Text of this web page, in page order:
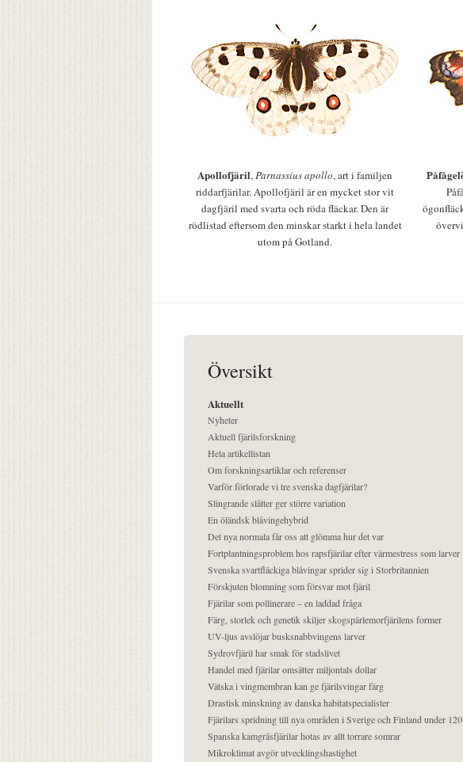
Apollofjäril,Parnassius apollo, art i familjen
riddarfjärilar. Apollofjäril är en mycket stor vit
dagfjäril med svarta och röda fläckar. Den är
rödlistad eftersom den minskar starkt i hela landet
utom på Gotland.
Översikt
Aktuellt
Nyheter
Aktuell fjärilsforskning
Hela artikellistan
Om forskningsartiklar och referenser
Varför förlorade vi tre svenska dagfjärilar?
Slingrande slåtter ger större variation
En öländsk blåvingehybrid
Det nya normala får oss att glömma hur det var
Fortplantningsproblem hos rapsfjärilar efter värmestress som larver
Svenska svartfläckiga blåvingar sprider sig i Storbritannien
Förskjuten blomning som försvar mot fjäril
Fjärilar som pollinerare – en laddad fråga
Färg, storlek och genetik skiljer skogspärlemorfjärilens former
UV-ljus avslöjar busksnabbvingens larver
Sydrovfjäril har smak för stadslivet
Handel med fjärilar omsätter miljontals dollar
Vätska i vingmembran kan ge fjärilsvingar färg
Drastisk minskning av danska habitatspecialister
Fjärilars spridning till nya områden i Sverige och Finland under
Spanska kamgräsfjärilar hotas av allt torrare somrar
Mikroklimat avgör utvecklingshastighet